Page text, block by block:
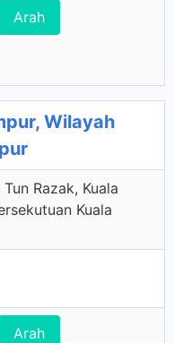
Arah
Wilayah
Razak, Kuala
Kuala
Arah